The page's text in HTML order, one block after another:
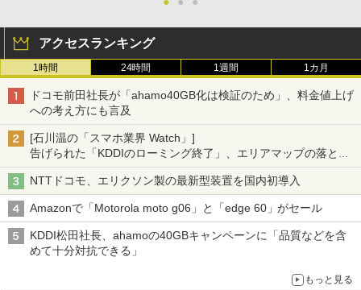
アクセスランキング
1時間 24時間 1週間 1カ月
ドコモ前田社長が「ahamo40GB化は検証のため」、料金値上げ
への考え方にも言及
[石川温の「スマホ業界 Watch」]
告げられた「KDDIのローミング終了」、エリアマップの落とし
穴と楽天モバイルの課題
NTTドコモ、エリクソン製の最新型装置を国内初導入
Amazonで「Motorola moto g06」と「edge 60」がセール
KDDI松田社長、ahamoの40GBキャンペーンに「品質などを含
めて十分対抗できる」
もっと見る